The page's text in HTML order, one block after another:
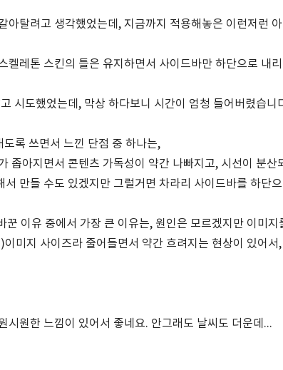
아탈려고 생각했었는데, 지금까지 적용해놓은 이런저런
켈레톤 스킨의 틀은 유지하면서 사이드바만 하단으로 내
시도했었는데, 막상 하다보니 시간이 엄청 들어버렸습니
록 쓰면서 느낀 단점 중 하나는,
좁아지면서 콘텐츠 가독성이 약간 나빠지고, 시선이 분산
만들 수도 있겠지만 그럴거면 차라리 사이드바를 하단
이유 중에서 가장 큰 이유는, 원인은 모르겠지만 이미지
미지 사이즈라 줄어들면서 약간 흐려지는 현상이 있어서
시원한 느낌이 있어서 좋네요. 안그래도 날씨도 더운데...